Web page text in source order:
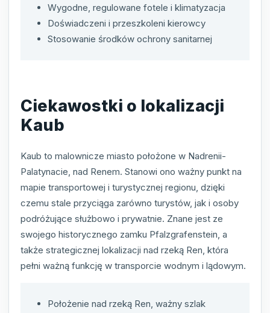
Wygodne, regulowane fotele i klimatyzacja
Doświadczeni i przeszkoleni kierowcy
Stosowanie środków ochrony sanitarnej
Ciekawostki o lokalizacji
Kaub
Kaub to malownicze miasto położone w Nadrenii-
Palatynacie, nad Renem. Stanowi ono ważny punkt na
mapie transportowej i turystycznej regionu, dzięki
czemu stale przyciąga zarówno turystów, jak i osoby
podróżujące służbowo i prywatnie. Znane jest ze
swojego historycznego zamku Pfalzgrafenstein, a
także strategicznej lokalizacji nad rzeką Ren, która
pełni ważną funkcję w transporcie wodnym i lądowym.
Położenie nad rzeką Ren, ważny szlak